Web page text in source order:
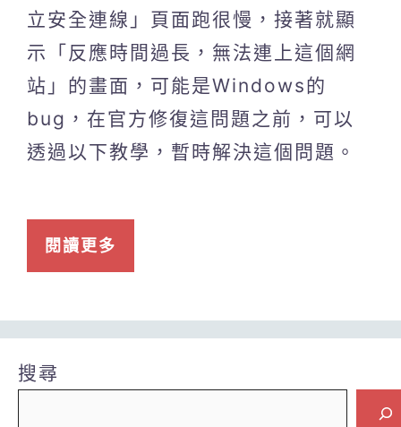
立安全連線」頁面跑很慢，接著就顯
示「反應時間過長，無法連上這個網
站」的畫面，可能是Windows的
bug，在官方修復這問題之前，可以
透過以下教學，暫時解決這個問題。
閱讀更多
搜尋